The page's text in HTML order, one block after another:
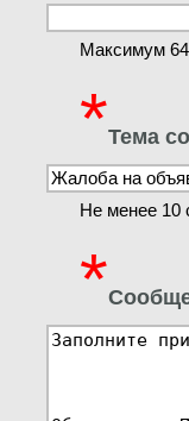
Максимум
*Тема
Не менее 10
*